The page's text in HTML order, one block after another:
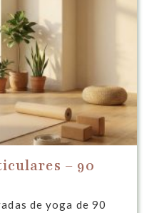
– 90
de yoga de 90